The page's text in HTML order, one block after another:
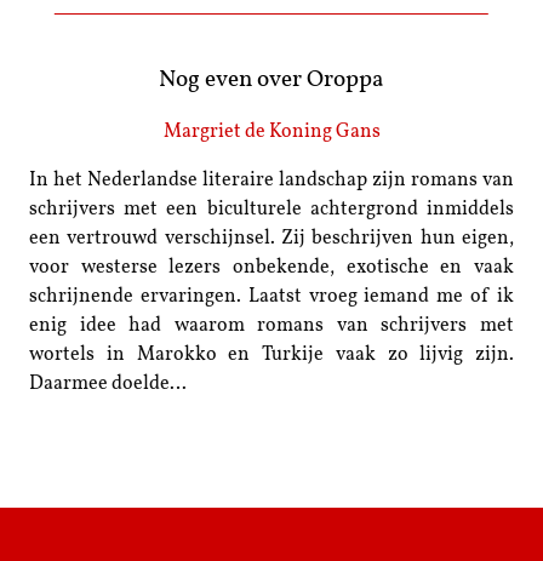
Nog even over Oroppa
Margriet de Koning Gans
In het Nederlandse literaire landschap zijn romans van
schrijvers met een biculturele achtergrond inmiddels
een vertrouwd verschijnsel. Zij beschrijven hun eigen,
voor westerse lezers onbekende, exotische en vaak
schrijnende ervaringen. Laatst vroeg iemand me of ik
enig idee had waarom romans van schrijvers met
wortels in Marokko en Turkije vaak zo lijvig zijn.
Daarmee doelde…